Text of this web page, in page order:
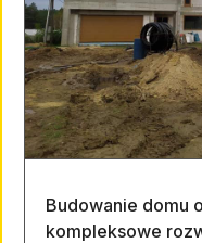
Budowanie domu
kompleksowe